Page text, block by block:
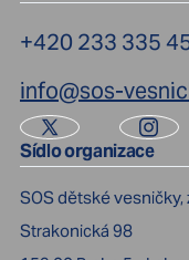
+420 233 335
info@sos-
Sídlo organizace
SOS dětské vesničky,
Strakonická 98